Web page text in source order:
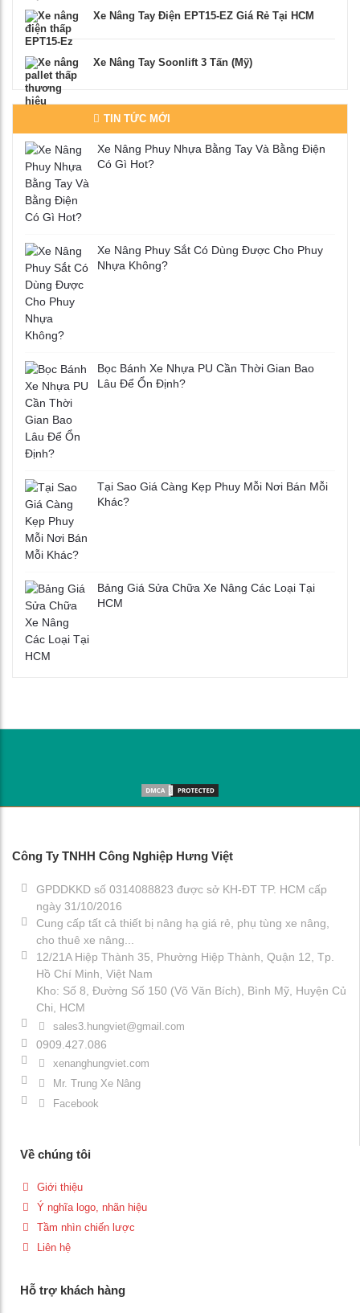
Xe Nâng Tay Điện EPT15-EZ Giá Rẻ Tại HCM
Xe Nâng Tay Soonlift 3 Tấn (Mỹ)
TIN TỨC MỚI
Xe Nâng Phuy Nhựa Bằng Tay Và Bằng Điện
Có Gì Hot?
Xe Nâng Phuy Sắt Có Dùng Được Cho Phuy
Nhựa Không?
Bọc Bánh Xe Nhựa PU Cần Thời Gian Bao
Lâu Để Ổn Định?
Tại Sao Giá Càng Kẹp Phuy Mỗi Nơi Bán Mỗi
Khác?
Bảng Giá Sửa Chữa Xe Nâng Các Loại Tại
HCM
Công Ty TNHH Công Nghiệp Hưng Việt
GPDDKKD số 0314088823 được sở KH-ĐT TP. HCM cấp
ngày 31/10/2016
Cung cấp tất cả thiết bị nâng hạ giá rẻ, phụ tùng xe nâng,
cho thuê xe nâng...
12/21A Hiệp Thành 35, Phường Hiệp Thành, Quận 12, Tp.
Hồ Chí Minh, Việt Nam
Kho: Số 8, Đường Số 150 (Võ Văn Bích), Bình Mỹ, Huyện Củ
Chi, HCM
sales3.hungviet@gmail.com
0909.427.086
xenanghungviet.com
Mr. Trung Xe Nâng
Facebook
Về chúng tôi
Giới thiệu
Ý nghĩa logo, nhãn hiệu
Tầm nhìn chiến lược
Liên hệ
Hỗ trợ khách hàng